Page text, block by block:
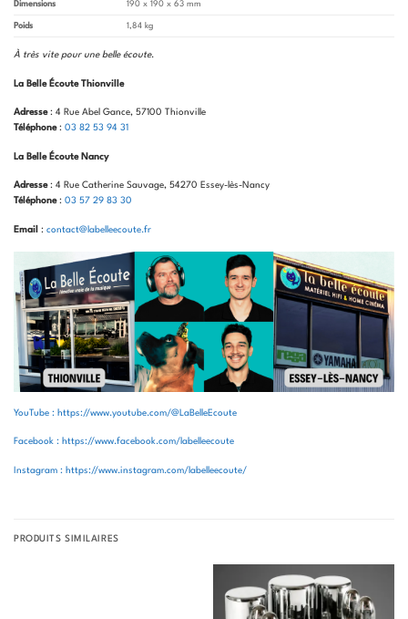
Dimensions 190 x 190 x 63 mm
Poids 1,84 kg
À très vite pour une belle écoute.
La Belle Écoute Thionville
Adresse: 4 Rue Abel Gance, 57100 Thionville
Téléphone: 03 82 53 94 31
La Belle Écoute Nancy
Adresse: 4 Rue Catherine Sauvage, 54270 Essey-lès-Nancy
Téléphone: 03 57 29 83 30
Email : contact@labelleecoute.fr
YouTube : https://www.youtube.com/@LaBelleEcoute
Facebook : https://www.facebook.com/labelleecoute
Instagram : https://www.instagram.com/labelleecoute/
PRODUITS SIMILAIRES